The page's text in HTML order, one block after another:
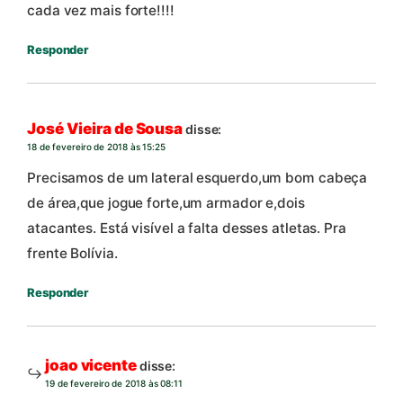
cada vez mais forte!!!!
Responder
José Vieira de Sousadisse:
18 de fevereiro de 2018 às 15:25
Precisamos de um lateral esquerdo,um bom cabeça
de área,que jogue forte,um armador e,dois
atacantes. Está visível a falta desses atletas. Pra
frente Bolívia.
Responder
joao vicentedisse:
19 de fevereiro de 2018 às 08:11